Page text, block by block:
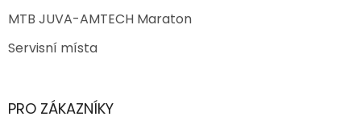
MTB JUVA-AMTECH Maraton
Servisní místa
PRO ZÁKAZNÍKY